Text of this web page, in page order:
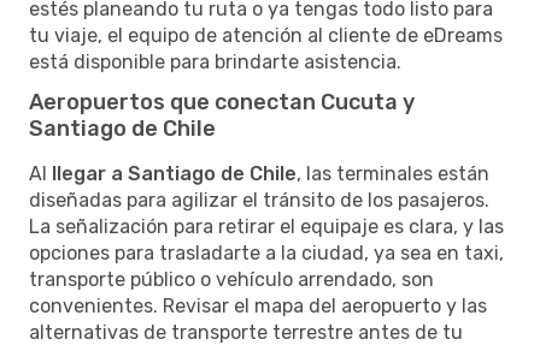
estés planeando tu ruta o ya tengas todo listo para
tu viaje, el equipo de atención al cliente de eDreams
está disponible para brindarte asistencia.
Aeropuertos que conectan Cucuta y
Santiago de Chile
Al llegar a Santiago de Chile, las terminales están
diseñadas para agilizar el tránsito de los pasajeros.
La señalización para retirar el equipaje es clara, y las
opciones para trasladarte a la ciudad, ya sea en taxi,
transporte público o vehículo arrendado, son
convenientes. Revisar el mapa del aeropuerto y las
alternativas de transporte terrestre antes de tu